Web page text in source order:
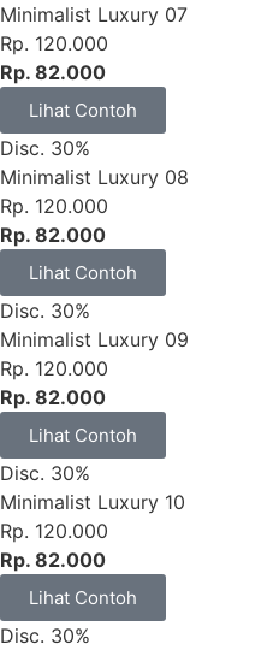
Minimalist Luxury 07
Rp. 120.000
Rp. 82.000
Lihat Contoh
Disc. 30%
Minimalist Luxury 08
Rp. 120.000
Rp. 82.000
Lihat Contoh
Disc. 30%
Minimalist Luxury 09
Rp. 120.000
Rp. 82.000
Lihat Contoh
Disc. 30%
Minimalist Luxury 10
Rp. 120.000
Rp. 82.000
Lihat Contoh
Disc. 30%